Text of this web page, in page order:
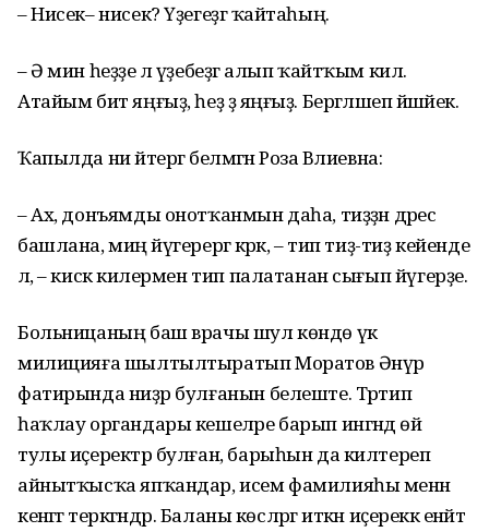
– Нисек– нисек? Үҙегеҙгә ҡайтаһың.
– Ә мин һеҙҙе лә үҙебеҙгә алып ҡайтҡым килә.
Атайым бит яңғыҙ, һеҙ ҙә яңғыҙ. Бергәләшеп йәшәйек.
Ҡапылда ни әйтергә белмәгән Роза Вәлиевна:
– Ах, донъямды онотҡанмын даһа, тиҙҙән дәрес
башлана, миңә йүгерергә кәрәк, – тип тиҙ-тиҙ кейенде
лә, – кискә килермен тип палатанан сығып йүгерҙе.
Больницаның баш врачы шул көндө үк
милицияға шылтылтыратып Моратов Әнүәр
фатирында ниҙәр булғанын белеште. Тәртип
һаҡлау органдары кешеләре барып ингәндә өй
тулы иҫеректәр булған, барыһын да килтереп
айнытҡысҡа япҡандар, исем фамилияһы менән
кенәгәгә теркәгәндәр. Баланы көсләргә иткән иҫереккә енәйәт